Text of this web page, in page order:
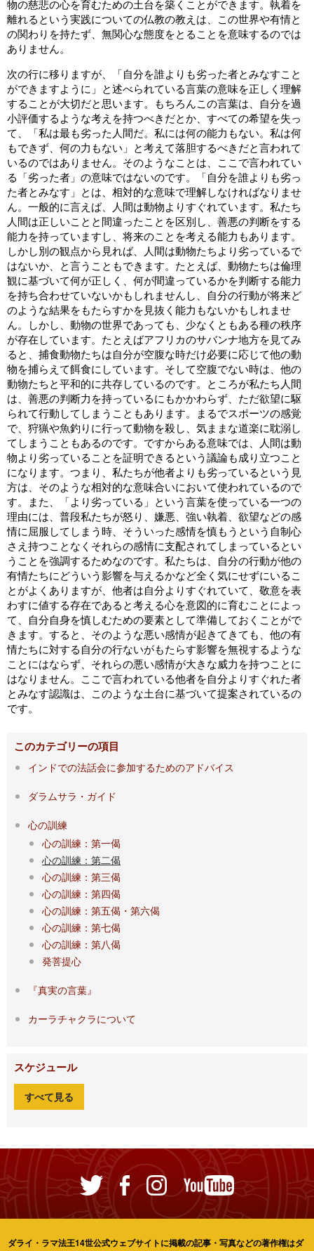
物の慈悲の心を育むための土台を築くことができます。執着を
離れるという実践についての仏教の教えは、この世界や有情と
の関わりを持たず、無関心な態度をとることを意味するのでは
ありません。
次の行に移りますが、「自分を誰よりも劣った者とみなすこと
ができますように」と述べられている言葉の意味を正しく理解
することが大切だと思います。もちろんこの言葉は、自分を過
小評価するような考えを持つべきだとか、すべての希望を失っ
て、「私は最も劣った人間だ。私には何の能力もない。私は何
もできず、何の力もない」と考えて落胆するべきだと言われて
いるのではありません。そのようなことは、ここで言われてい
る「劣った者」の意味ではないのです。「自分を誰よりも劣っ
た者とみなす」とは、相対的な意味で理解しなければなりませ
ん。一般的に言えば、人間は動物よりすぐれています。私たち
人間は正しいことと間違ったことを区別し、善悪の判断をする
能力を持っていますし、将来のことを考える能力もあります。
しかし別の観点から見れば、人間は動物たちより劣っているで
はないか、と言うこともできます。たとえば、動物たちは倫理
観に基づいて何が正しく、何が間違っているかを判断する能力
を持ち合わせていないかもしれませんし、自分の行動が将来ど
のような結果をもたらすかを見抜く能力もないかもしれませ
ん。しかし、動物の世界であっても、少なくともある種の秩序
が存在しています。たとえばアフリカのサバンナ地方を見てみ
ると、捕食動物たちは自分が空腹な時だけ必要に応じて他の動
物を捕らえて餌食にしています。そして空腹でない時は、他の
動物たちと平和的に共存しているのです。ところが私たち人間
は、善悪の判断力を持っているにもかかわらず、ただ欲望に駆
られて行動してしまうこともあります。まるでスポーツの感覚
で、狩猟や魚釣りに行って動物を殺し、気ままな道楽に耽溺し
てしまうこともあるのです。ですからある意味では、人間は動
物より劣っていることを証明できるという議論も成り立つこと
になります。つまり、私たちが他者よりも劣っているという見
方は、そのような相対的な意味合いにおいて使われているので
す。また、「より劣っている」という言葉を使っている一つの
理由には、普段私たちが怒り、嫌悪、強い執着、欲望などの感
情に屈服してしまう時、そういった感情を慎もうという自制心
さえ持つことなくそれらの感情に支配されてしまっているとい
うことを強調するためなのです。私たちは、自分の行動が他の
有情たちにどういう影響を与えるかなど全く気にせずにいるこ
とがよくありますが、他者は自分よりすぐれていて、敬意を表
わすに値する存在であると考える心を意図的に育むことによっ
て、自分自身を慎しむための要素として準備しておくことがで
きます。すると、そのような悪い感情が起きてきても、他の有
情たちに対する自分の行ないがもたらす影響を無視するような
ことにはならず、それらの悪い感情が大きな威力を持つことに
はなりません。ここで言われている他者を自分よりすぐれた者
とみなす認識は、このような土台に基づいて提案されているの
です。
このカテゴリーの項目
インドでの法話会に参加するためのアドバイス
ダラムサラ・ガイド
心の訓練
心の訓練：第一偈
心の訓練：第二偈
心の訓練：第三偈
心の訓練：第四偈
心の訓練：第五偈・第六偈
心の訓練：第七偈
心の訓練：第八偈
発菩提心
『真実の言葉』
カーラチャクラについて
スケジュール
すべて見る
ダライ・ラマ法王14世公式ウェブサイトに掲載の記事・写真などの著作権はダ